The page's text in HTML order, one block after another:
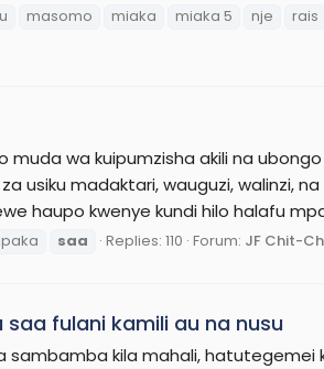
masomo miaka miaka 5 nje rais
muda wa kuipumzisha akili na
usiku madaktari, wauguzi, walinzi,
haupo kwenye kundi hilo halafu
saa Replies: 110 Forum: JF Chit-
fulani kamili au na nusu
sambamba kila mahali, hatutegemei